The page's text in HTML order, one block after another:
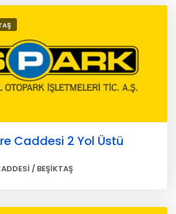
Caddesi 2 Yol Üstü
/ BEŞİKTAŞ